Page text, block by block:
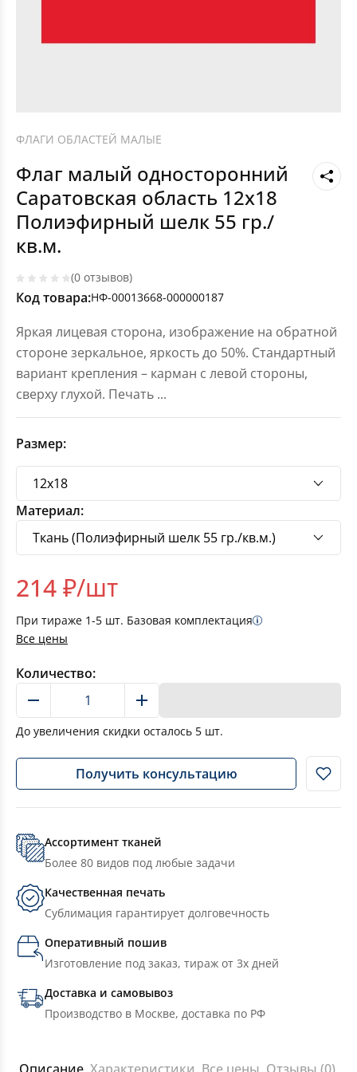
ФЛАГИ ОБЛАСТЕЙ МАЛЫЕ
Флаг малый односторонний
Саратовская область 12х18
Полиэфирный шелк 55 гр./
кв.м.
(0 отзывов)
Код товара:НФ-00013668-000000187
Яркая лицевая сторона, изображение на обратной
стороне зеркальное, яркость до 50%. Стандартный
вариант крепления – карман с левой стороны,
сверху глухой. Печать ...
Размер:
Материал:
214₽/шт
При тираже 1-5 шт. Базовая комплектация
Все цены
Количество:
До увеличения скидки осталось 5 шт.
Получить консультацию
Ассортимент тканей
Более 80 видов под любые задачи
Качественная печать
Сублимация гарантирует долговечность
Оперативный пошив
Изготовление под заказ, тираж от 3х дней
Доставка и самовывоз
Производство в Москве, доставка по РФ